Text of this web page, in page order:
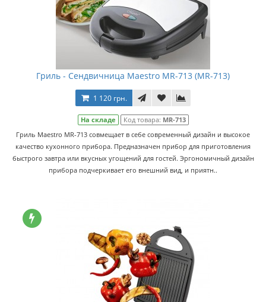
Гриль - Сендвичница Maestro MR-713 (MR-713)
1 120 грн.
На складе Код товара: MR-713
Гриль Maestro MR-713 совмещает в себе современный дизайн и высокое
качество кухонного прибора. Предназначен прибор для приготовления
быстрого завтра или вкусных угощений для гостей. Эргономичный дизайн
прибора подчеркивает его внешний вид, и приятн..